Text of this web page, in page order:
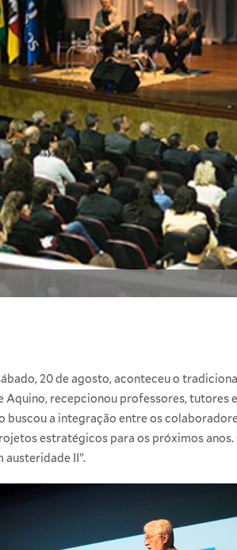
20 de agosto, aconteceu o
Aquino, recepcionou professores,
buscou a integração entre os
estratégicos para os próximos
II”.